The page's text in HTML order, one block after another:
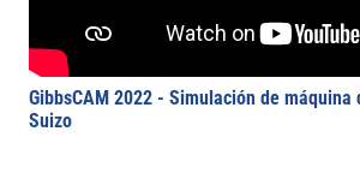
GibbsCAM 2022 - Simulación de
Suizo